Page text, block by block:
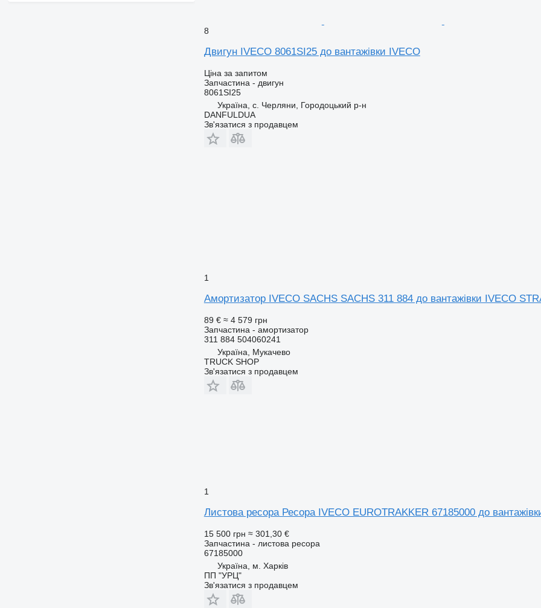
8
Двигун IVECO 8061SI25 до вантажівки IVECO
Ціна за запитом
Запчастина - двигун
8061SI25
Україна, с. Черляни, Городоцький р-н
DANFULDUA
Зв'язатися з продавцем
1
Амортизатор IVECO SACHS SACHS 311 884 до вантажівки IVECO
89 € ≈ 4 579 грн
Запчастина - амортизатор
311 884 504060241
Україна, Мукачево
TRUCK SHOP
Зв'язатися з продавцем
1
Листова ресора Ресора IVECO EUROTRAKKER 67185000 до
15 500 грн ≈ 301,30 €
Запчастина - листова ресора
67185000
Україна, м. Харків
ПП "УРЦ"
Зв'язатися з продавцем